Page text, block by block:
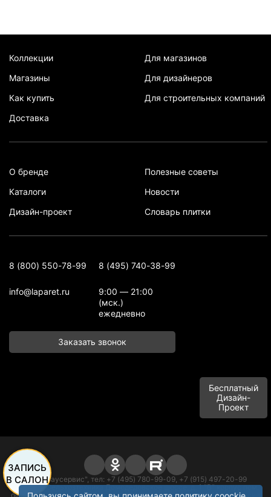
Коллекции
Магазины
Как купить
Доставка
Для магазинов
Для дизайнеров
Для строительных компаний
О бренде
Каталоги
Дизайн-проект
Полезные советы
Новости
Словарь плитки
8 (800) 550-78-99 8 (495) 740-38-99
info@laparet.ru
9:00 — 21:00
(мск.)
ежедневно
Заказать звонок
Бесплатный
Дизайн-
Проект
ООО "Баусервис", тел: +7 (495) 780-99-09, +7 (915) 497-20-99
Адрес: п. Сельхозтехника Домодедовское шоссе, д. 1 "В" корпус пом.
офисного типа, этаж 1 Подольск, Московская область 142116, Россия
ЗАПИСЬ
В САЛОН